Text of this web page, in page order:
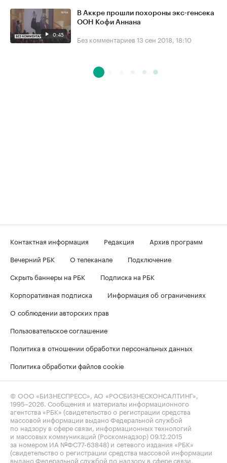
0:45
В Аккре прошли похороны экс-генсека
ООН Кофи Аннана
Без комментариев 13 сен 2018, 18:10
Контактная информация Редакция
Архив программ
Вечерний РБК
О телеканале
Подключение
Скрыть баннеры на РБК
Подписка на РБК
Корпоративная подписка
Информация об ограничениях
О соблюдении авторских прав
Пользовательское соглашение
Политика в отношении обработки персональных данных
Политика обработки файлов cookie
© ООО «БИЗНЕСПРЕСС», АО «РОСБИЗНЕСКОНСАЛТИНГ»,
1995–2026 . Сообщения и материалы информационного
агентства «РБК» (свидетельство о регистрации средства
массовой информации выдано Федеральной службой
по надзору в сфере связи, информационных технологий
и массовых коммуникаций (Роскомнадзор) 09.12.2015
за номером ИА №ФС77-63848) и сетевого издания «РБК»
(свидетельство о регистрации средства массовой информации
выдано Федеральной службой по надзору в сфере связи,